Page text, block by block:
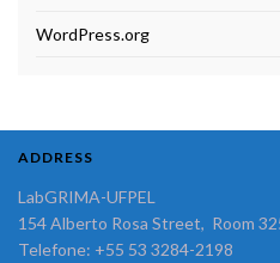
WordPress.org
ADDRESS
LabGRIMA-UFPEL
154 Alberto Rosa Street, Room
Telefone: +55 53 3284-2198